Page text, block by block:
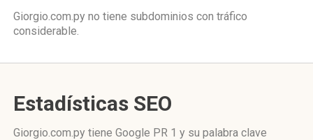
Giorgio.com.py no tiene subdominios con tráfico
considerable.
Estadísticas SEO
Giorgio.com.py tiene Google PR 1 y su palabra clave